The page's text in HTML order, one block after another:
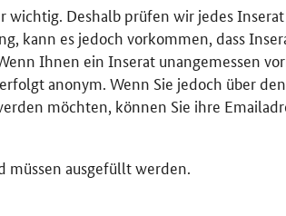
wichtig. Deshalb prüfen wir jedes
kann es jedoch vorkommen, dass
Ihnen ein Inserat unangemessen
anonym. Wenn Sie jedoch über
möchten, können Sie ihre
ausgefüllt werden.